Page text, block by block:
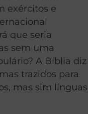
exércitos e
que seria
sem uma
A Bíblia diz
trazidos para
mas sim línguas